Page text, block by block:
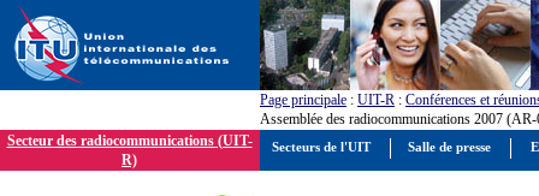
Page principale : UIT-R : Conférences et
Assemblée des radiocommunications 2007
Secteur des radiocommunications (UIT-
R)
Secteurs de l'UIT Salle de presse